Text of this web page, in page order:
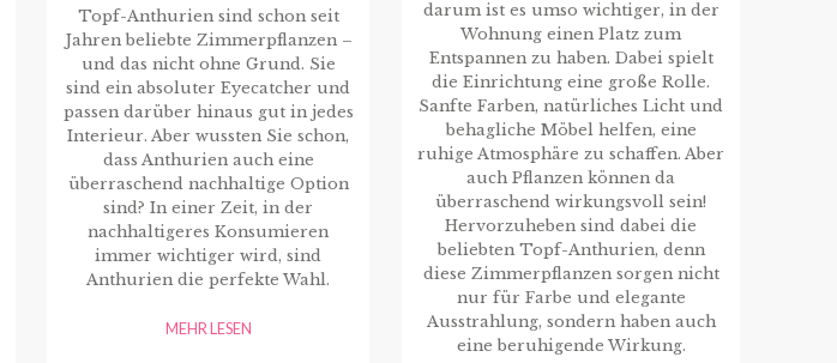
Topf-Anthurien sind schon seit
Jahren beliebte Zimmerpflanzen –
und das nicht ohne Grund. Sie
sind ein absoluter Eyecatcher und
passen darüber hinaus gut in jedes
Interieur. Aber wussten Sie schon,
dass Anthurien auch eine
überraschend nachhaltige Option
sind? In einer Zeit, in der
nachhaltigeres Konsumieren
immer wichtiger wird, sind
Anthurien die perfekte Wahl.
MEHR LESEN
darum ist es umso wichtiger, in der
Wohnung einen Platz zum
Entspannen zu haben. Dabei spielt
die Einrichtung eine große Rolle.
Sanfte Farben, natürliches Licht und
behagliche Möbel helfen, eine
ruhige Atmosphäre zu schaffen. Aber
auch Pflanzen können da
überraschend wirkungsvoll sein!
Hervorzuheben sind dabei die
beliebten Topf-Anthurien, denn
diese Zimmerpflanzen sorgen nicht
nur für Farbe und elegante
Ausstrahlung, sondern haben auch
eine beruhigende Wirkung.